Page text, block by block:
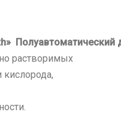
Полуавтоматический
растворимых
кислорода,